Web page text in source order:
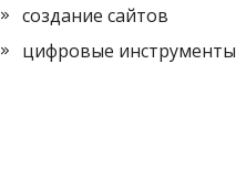
создание сайтов
цифровые инструменты